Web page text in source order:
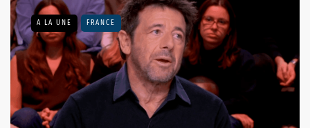
A LA UNE FRANCE